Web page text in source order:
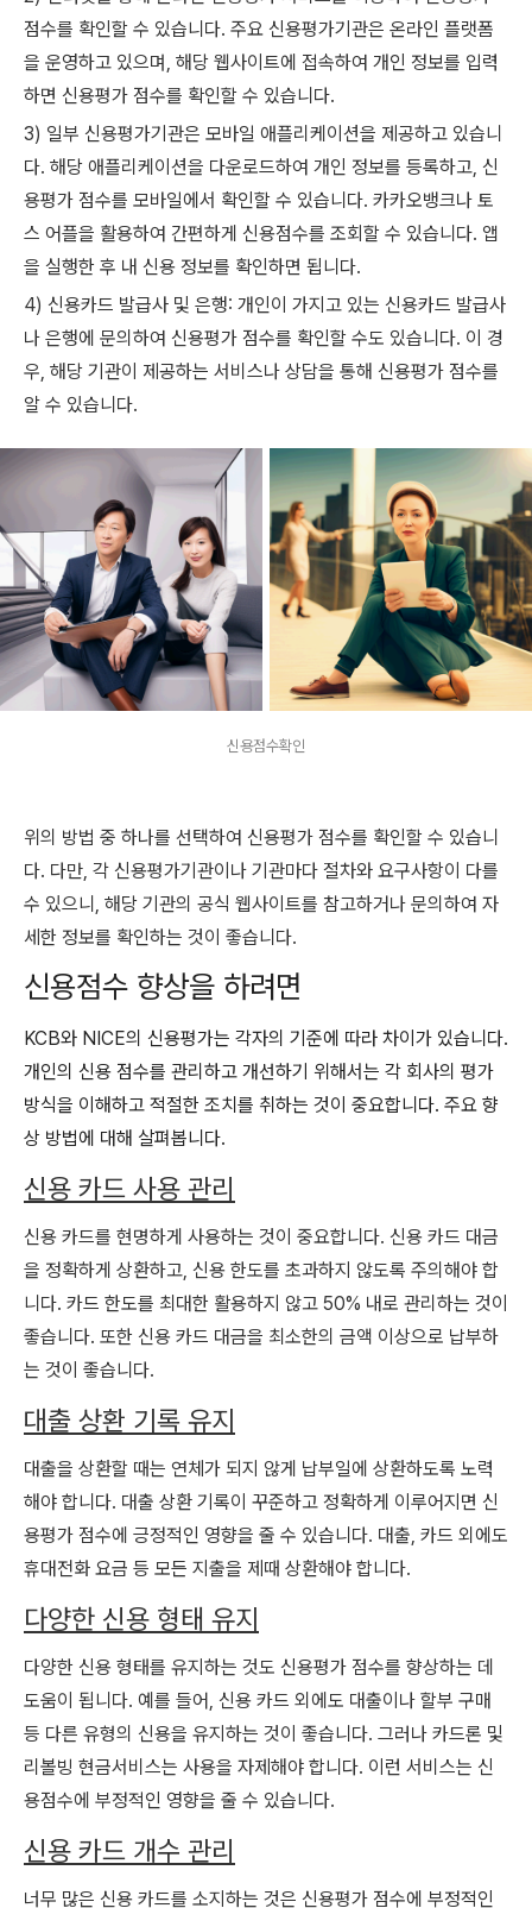
점수를 확인할 수 있습니다. 주요 신용평가기관은 온라인 플랫폼
을 운영하고 있으며, 해당 웹사이트에 접속하여 개인 정보를 입력
하면 신용평가 점수를 확인할 수 있습니다.
3) 일부 신용평가기관은 모바일 애플리케이션을 제공하고 있습니
다. 해당 애플리케이션을 다운로드하여 개인 정보를 등록하고, 신
용평가 점수를 모바일에서 확인할 수 있습니다. 카카오뱅크나 토
스 어플을 활용하여 간편하게 신용점수를 조회할 수 있습니다. 앱
을 실행한 후 내 신용 정보를 확인하면 됩니다.
4) 신용카드 발급사 및 은행: 개인이 가지고 있는 신용카드 발급사
나 은행에 문의하여 신용평가 점수를 확인할 수도 있습니다. 이 경
우, 해당 기관이 제공하는 서비스나 상담을 통해 신용평가 점수를
알 수 있습니다.
신용점수확인
위의 방법 중 하나를 선택하여 신용평가 점수를 확인할 수 있습니
다. 다만, 각 신용평가기관이나 기관마다 절차와 요구사항이 다를
수 있으니, 해당 기관의 공식 웹사이트를 참고하거나 문의하여 자
세한 정보를 확인하는 것이 좋습니다.
신용점수 향상을 하려면
KCB와 NICE의 신용평가는 각자의 기준에 따라 차이가 있습니다.
개인의 신용 점수를 관리하고 개선하기 위해서는 각 회사의 평가
방식을 이해하고 적절한 조치를 취하는 것이 중요합니다. 주요 향
상 방법에 대해 살펴봅니다.
신용 카드 사용 관리
신용 카드를 현명하게 사용하는 것이 중요합니다. 신용 카드 대금
을 정확하게 상환하고, 신용 한도를 초과하지 않도록 주의해야 합
니다. 카드 한도를 최대한 활용하지 않고 50% 내로 관리하는 것이
좋습니다. 또한 신용 카드 대금을 최소한의 금액 이상으로 납부하
는 것이 좋습니다.
대출 상환 기록 유지
대출을 상환할 때는 연체가 되지 않게 납부일에 상환하도록 노력
해야 합니다. 대출 상환 기록이 꾸준하고 정확하게 이루어지면 신
용평가 점수에 긍정적인 영향을 줄 수 있습니다. 대출, 카드 외에도
휴대전화 요금 등 모든 지출을 제때 상환해야 합니다.
다양한 신용 형태 유지
다양한 신용 형태를 유지하는 것도 신용평가 점수를 향상하는 데
도움이 됩니다. 예를 들어, 신용 카드 외에도 대출이나 할부 구매
등 다른 유형의 신용을 유지하는 것이 좋습니다. 그러나 카드론 및
리볼빙 현금서비스는 사용을 자제해야 합니다. 이런 서비스는 신
용점수에 부정적인 영향을 줄 수 있습니다.
신용 카드 개수 관리
너무 많은 신용 카드를 소지하는 것은 신용평가 점수에 부정적인